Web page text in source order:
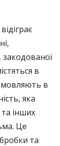
закодованої
в
в
яка
та інших
Це
та